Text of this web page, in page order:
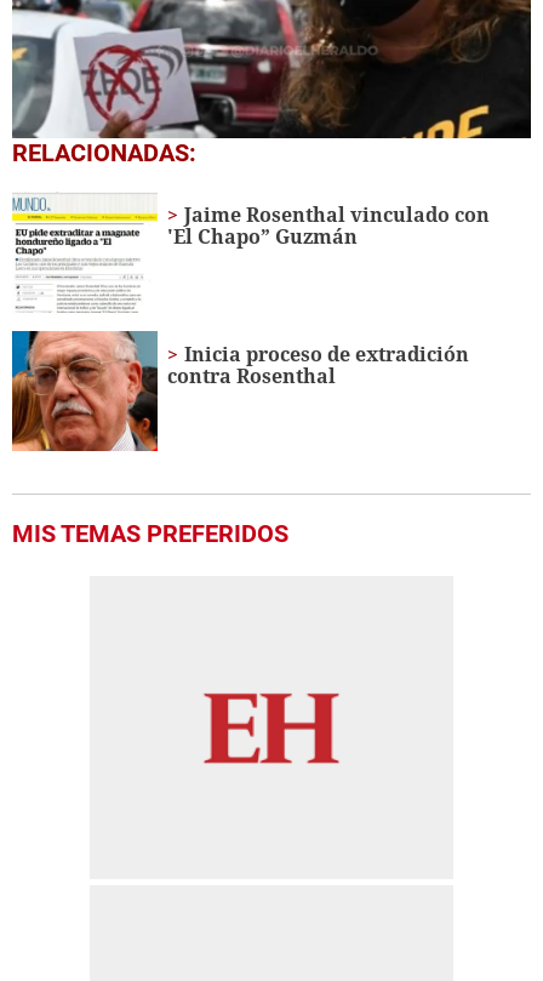
0
seconds
2
minutes,
35
seconds
RELACIONADAS:
Jaime Rosenthal vinculado con
'El Chapo” Guzmán
Inicia proceso de extradición
contra Rosenthal
MIS TEMAS PREFERIDOS